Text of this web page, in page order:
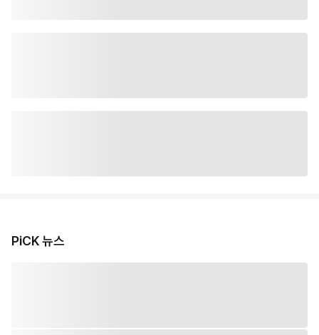
PiCK 뉴스